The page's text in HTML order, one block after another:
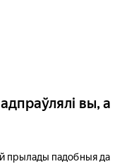
вы, а
прылады падобныя да